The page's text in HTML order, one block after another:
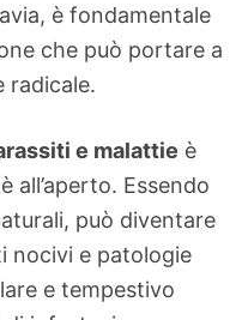
è fondamentale
che può portare a
radicale.
e malattie è
all’aperto. Essendo
può diventare
nocivi e patologie
e tempestivo